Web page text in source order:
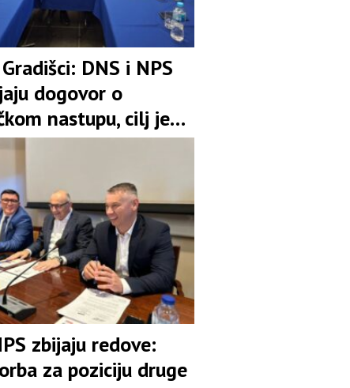
DNS i NPS
dogovor o
nastupu, cilj je
u koaliciji
zbijaju redove:
za poziciju druge